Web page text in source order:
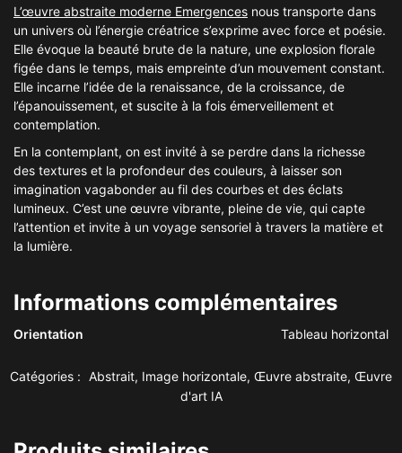
L’œuvre abstraite moderne Emergences nous transporte dans
un univers où l’énergie créatrice s’exprime avec force et poésie.
Elle évoque la beauté brute de la nature, une explosion florale
figée dans le temps, mais empreinte d’un mouvement constant.
Elle incarne l’idée de la renaissance, de la croissance, de
l’épanouissement, et suscite à la fois émerveillement et
contemplation.
En la contemplant, on est invité à se perdre dans la richesse
des textures et la profondeur des couleurs, à laisser son
imagination vagabonder au fil des courbes et des éclats
lumineux. C’est une œuvre vibrante, pleine de vie, qui capte
l’attention et invite à un voyage sensoriel à travers la matière et
la lumière.
Informations complémentaires
Orientation Tableau horizontal
Catégories : Abstrait, Image horizontale, Œuvre abstraite, Œuvre
d'art IA